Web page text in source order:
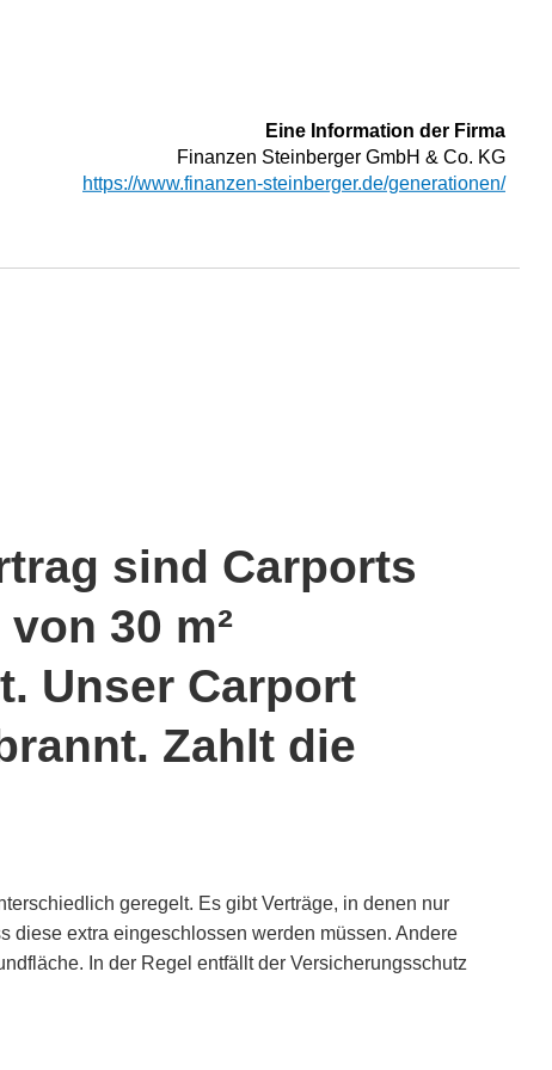
Eine Information der Firma
Finanzen Steinberger GmbH & Co. KG
https://www.finanzen-steinberger.de/generationen/
sind Carports
30 m²
Unser Carport
Zahlt die
geregelt. Es gibt Verträge, in denen nur
diese extra eingeschlossen werden müssen. Andere
In der Regel entfällt der Versicherungsschutz